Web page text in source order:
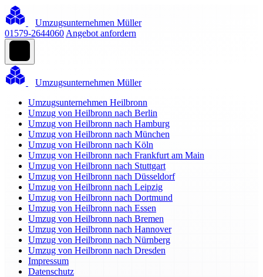
Umzugsunternehmen Müller
01579-2644060 Angebot anfordern
Umzugsunternehmen Müller
Umzugsunternehmen Heilbronn
Umzug von Heilbronn nach Berlin
Umzug von Heilbronn nach Hamburg
Umzug von Heilbronn nach München
Umzug von Heilbronn nach Köln
Umzug von Heilbronn nach Frankfurt am Main
Umzug von Heilbronn nach Stuttgart
Umzug von Heilbronn nach Düsseldorf
Umzug von Heilbronn nach Leipzig
Umzug von Heilbronn nach Dortmund
Umzug von Heilbronn nach Essen
Umzug von Heilbronn nach Bremen
Umzug von Heilbronn nach Hannover
Umzug von Heilbronn nach Nürnberg
Umzug von Heilbronn nach Dresden
Impressum
Datenschutz